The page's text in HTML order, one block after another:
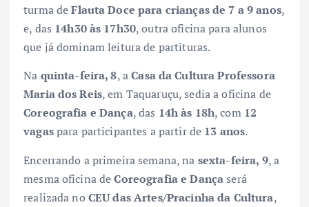
turma deFlauta Doce para crianças de 7 a 9 anos,
e, das 14h30 às 17h30, outra oficina para alunos
que já dominam leitura de partituras.
Na quinta-feira, 8, aCasa da Cultura Professora
Maria dos Reis, em Taquaruçu, sedia a oficina de
Coreografia e Dança, das 14h às 18h, com 12
vagaspara participantes a partir de 13 anos.
Encerrando a primeira semana, na sexta-feira, 9, a
mesma oficina deCoreografia e Dançaserá
realizada noCEU das Artes/Pracinha da Cultura,